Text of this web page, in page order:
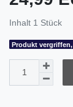
Inhalt 1 Stück
Produkt